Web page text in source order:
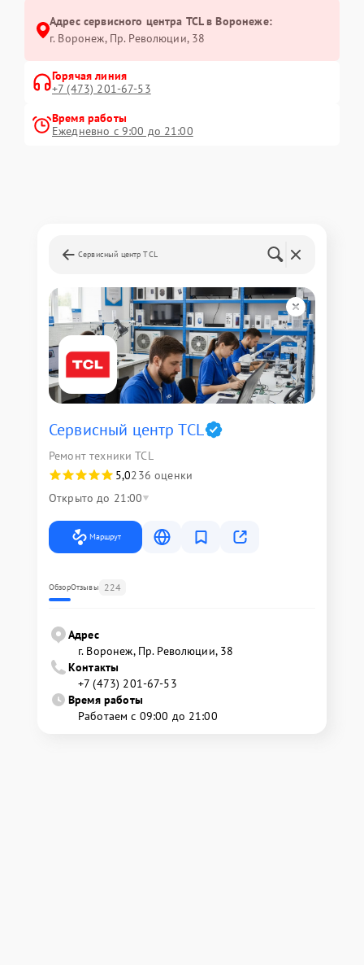
Адрес сервисного центра TCL в Воронеже:
г. Воронеж, Пр. Революции, 38
Горячая линия
+7 (473) 201-67-53
Время работы
Ежедневно с 9:00 до 21:00
Сервисный центр TCL
Сервисный центр TCL
Ремонт техники TCL
5,0236 оценки
Открыто до 21:00
Маршрут
ОбзорОтзывы 224
Адрес
г. Воронеж, Пр. Революции, 38
Контакты
+7 (473) 201-67-53
Время работы
Работаем с 09:00 до 21:00